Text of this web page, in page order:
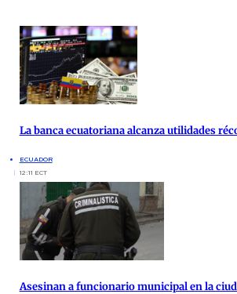
La banca ecuatoriana alcanza utilidades
ECUADOR
12:11 ECT
Asesinan a funcionario municipal en la